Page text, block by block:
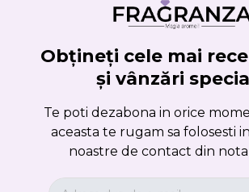
Obțineți cele mai
și vânzări
Te poti dezabona in orice
aceasta te rugam sa folosesti
noastre de contact din
Creeaza o lista